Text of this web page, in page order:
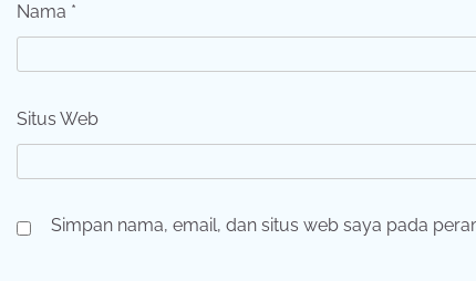
Nama *
Situs Web
Simpan nama, email, dan situs web saya pada